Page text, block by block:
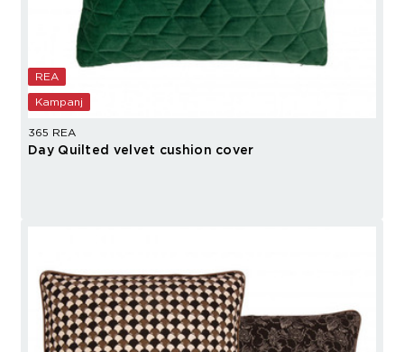
REA
Kampanj
365 REA
Day Quilted velvet cushion cover